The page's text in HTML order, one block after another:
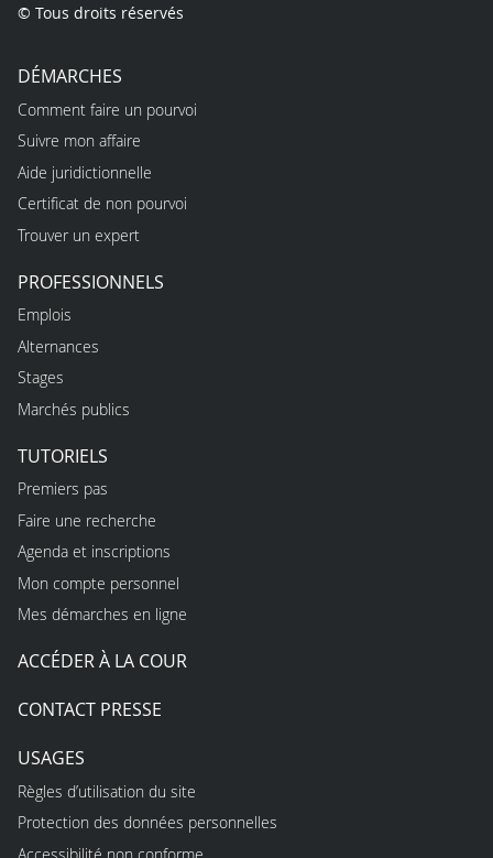
© Tous droits réservés
DÉMARCHES
Comment faire un pourvoi
Suivre mon affaire
Aide juridictionnelle
Certificat de non pourvoi
Trouver un expert
PROFESSIONNELS
Emplois
Alternances
Stages
Marchés publics
TUTORIELS
Premiers pas
Faire une recherche
Agenda et inscriptions
Mon compte personnel
Mes démarches en ligne
ACCÉDER À LA COUR
CONTACT PRESSE
USAGES
Règles d’utilisation du site
Protection des données personnelles
Accessibilité non conforme